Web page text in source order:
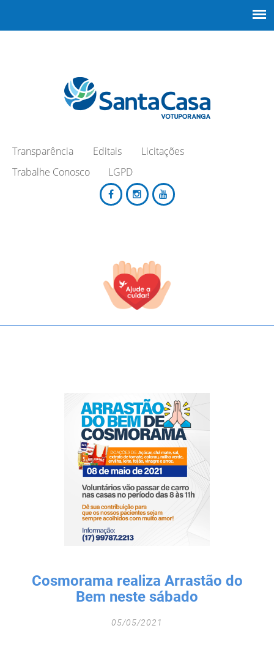
Transparência Editais
Licitações
Trabalhe Conosco
LGPD
TODOS OS CAMPOS SÃO OBRIGATÓRIOS.
Cosmorama realiza Arrastão do
Bem neste sábado
05/05/2021